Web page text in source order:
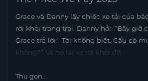
Grace và Danny lấy chiếc xe tải của
rời khỏi trang trại. Danny hỏi: “Bây giờ
Grace trả lời: “Tôi không biết. Cậu có
không?” Và họ lái xe rời khỏi đó.
Thu gọn...